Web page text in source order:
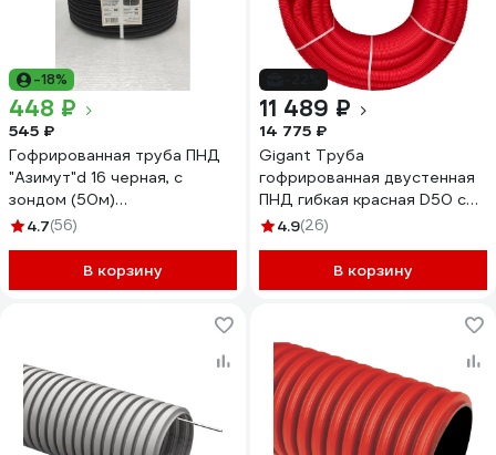
-18%
448 ₽
545 ₽
Гофрированная труба ПНД
"Азимут"d 16 черная, с
зондом (50м)
00000000939
4.7(56)
В корзину
11 489 ₽
14 775 ₽
Gigant Труба
гофрированная двустенная
ПНД гибкая красная D50 с
зондом 100м 801050-100GI
4.9(26)
В корзину